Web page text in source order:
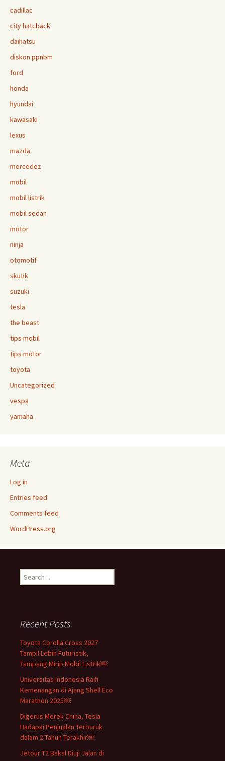
cadillac
city hatcback
daihatsu
diskon ppnbm
ford
honda
hyundai
kawasaki
lexus
mazda
mercedez
mobil
mobil listrik
mobil sedan
motor
ninja
otomotif
skutik
suzuki
tesla
the beast
tips mobil
tips motor
toyota
Uncategorized
vespa
yamaha
Meta
Log in
Entries feed
Comments feed
WordPress.org
Search
for:
Recent Posts
Toyota Corolla Cross 2027
Tampil Lebih Futuristik,
Tampang Mirip Mobil Listrik￼
Universitas Indonesia Raih
Kemenangan di Ajang Shell Eco
Marathon 2025￼
Digerus Merek China, Tesla
Hadapai Penjualan Terburuk
dalam 2 Tahun Terakhir￼
Jetour T2 Bakal Diuji Jalan di